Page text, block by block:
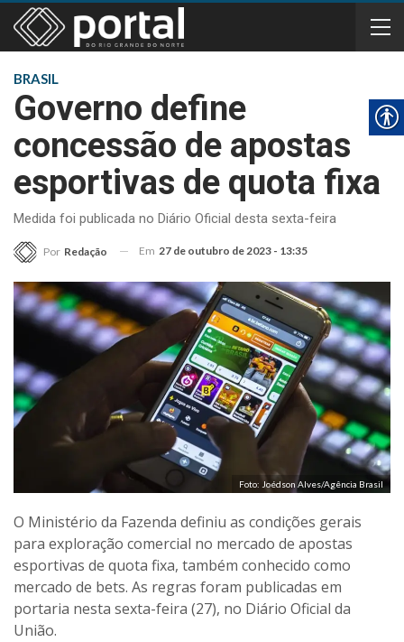
BRASIL
Governo define
concessão de apostas
esportivas de quota fixa
Medida foi publicada no Diário Oficial desta sexta-feira
Por Redação Em 27 de outubro de 2023 - 13:35
Foto: Joédson Alves/Agência Brasil
O Ministério da Fazenda definiu as condições gerais
para exploração comercial no mercado de apostas
esportivas de quota fixa, também conhecido como
mercado de bets. As regras foram publicadas em
portaria nesta sexta-feira (27), no Diário Oficial da
União.